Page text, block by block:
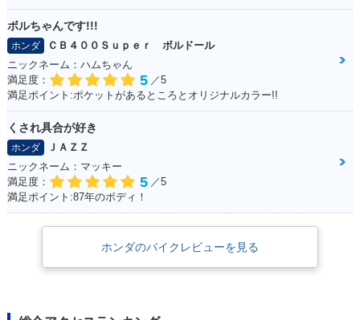
ボルちゃんです!!!
ホンダ
ＣＢ４００Ｓｕｐｅｒ ボルドール
ニックネーム：ハムちゃん
満足度：
5 ／5
満足ポイント:ポケットがあるところとオリジナルカラー!!
くされ具合が好き
ホンダ
ＪＡＺＺ
ニックネーム：マッキー
満足度：
5 ／5
満足ポイント:87年のボディ！
ホンダのバイクレビューを見る